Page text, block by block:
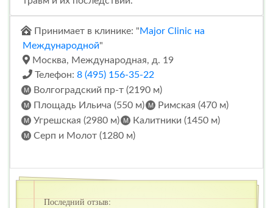
Принимает в клинике: "Major Clinic на
Международной"
Москва, Международная, д. 19
Телефон: 8 (495) 156-35-22
Волгоградский пр-т (2190 м)
Площадь Ильича (550 м)
Римская (470 м)
Угрешская (2980 м)
Калитники (1450 м)
Серп и Молот (1280 м)
Последний отзыв: